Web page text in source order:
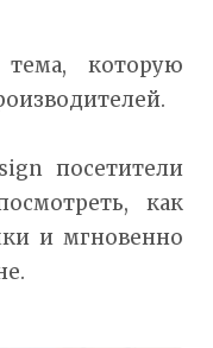
которую
посетители
как
и мгновенно